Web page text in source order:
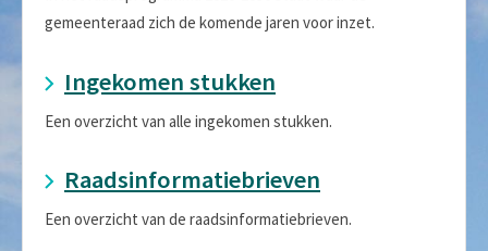
gemeenteraad zich de komende jaren voor inzet.
Ingekomen stukken
Een overzicht van alle ingekomen stukken.
Raadsinformatiebrieven
Een overzicht van de raadsinformatiebrieven.